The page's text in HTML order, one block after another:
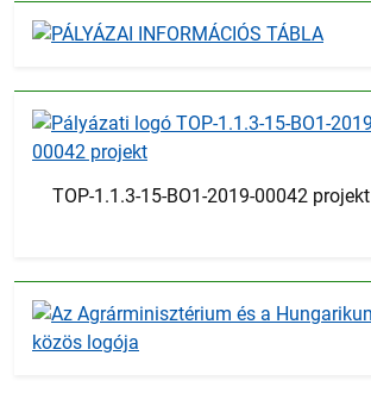
TOP-1.1.3-15-BO1-2019-00042 projekt